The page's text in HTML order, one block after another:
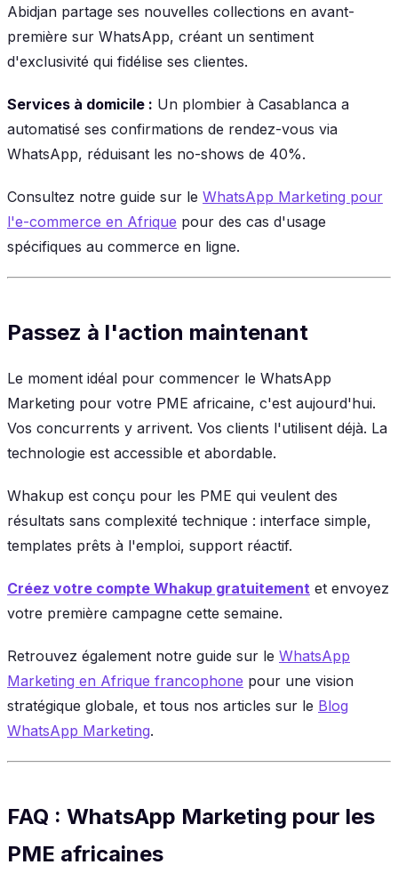
Abidjan partage ses nouvelles collections en avant-
première sur WhatsApp, créant un sentiment
d'exclusivité qui fidélise ses clientes.
Services à domicile : Un plombier à Casablanca a
automatisé ses confirmations de rendez-vous via
WhatsApp, réduisant les no-shows de 40%.
Consultez notre guide sur le WhatsApp Marketing pour
l'e-commerce en Afrique pour des cas d'usage
spécifiques au commerce en ligne.
Passez à l'action maintenant
Le moment idéal pour commencer le WhatsApp
Marketing pour votre PME africaine, c'est aujourd'hui.
Vos concurrents y arrivent. Vos clients l'utilisent déjà. La
technologie est accessible et abordable.
Whakup est conçu pour les PME qui veulent des
résultats sans complexité technique : interface simple,
templates prêts à l'emploi, support réactif.
Créez votre compte Whakup gratuitement et envoyez
votre première campagne cette semaine.
Retrouvez également notre guide sur le WhatsApp
Marketing en Afrique francophone pour une vision
stratégique globale, et tous nos articles sur le Blog
WhatsApp Marketing.
FAQ : WhatsApp Marketing pour les
PME africaines